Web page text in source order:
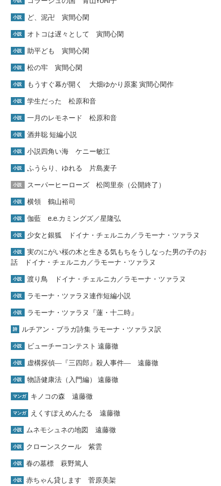
小説 ど、泥卍 寅間心閑
小説 オトコは遅々として 寅間心閑
小説 助平ども 寅間心閑
小説 松の牢 寅間心閑
小説 もうすぐ幕が開く 大畑ゆかり原案 寅間心閑作
小説 学生だった 松原和音
小説 一月のレモネード 松原和音
小説 酒井聡 短編小説
小説 小説四角い海 ケニー敏江
小説 ふうらり、ゆれる 片島麦子
小説 スーパーヒーローズ 松岡里奈（公開終了）
小説 横領 鶴山裕司
小説 伽藍 e.e.カミングズ／星隆弘
小説 少女と銀狐 ドイナ・チェルニカ／ラモーナ・ツァラヌ
小説
実のにがい桜の木と生きる気もちをうしなった男の子のお
話 ドイナ・チェルニカ／ラモーナ・ツァラヌ
小説 渡り鳥 ドイナ・チェルニカ／ラモーナ・ツァラヌ
小説 ラモーナ・ツァラヌ連作短編小説
小説 ラモーナ・ツァラヌ『蓮・十二時』
詩 ルチアン・ブラガ詩集 ラモーナ・ツァラヌ訳
小説 ビューチーコンテスト 遠藤徹
小説 虚構探偵―『三四郎』殺人事件― 遠藤徹
小説 物語健康法（入門編） 遠藤徹
マンガ キノコの森 遠藤徹
マンガ えくすぽえめんたる 遠藤徹
小説 ムネモシュネの地図 遠藤徹
小説 クローンスクール 紫雲
小説 春の墓標 萩野篤人
小説 赤ちゃん貸します 菅原美架